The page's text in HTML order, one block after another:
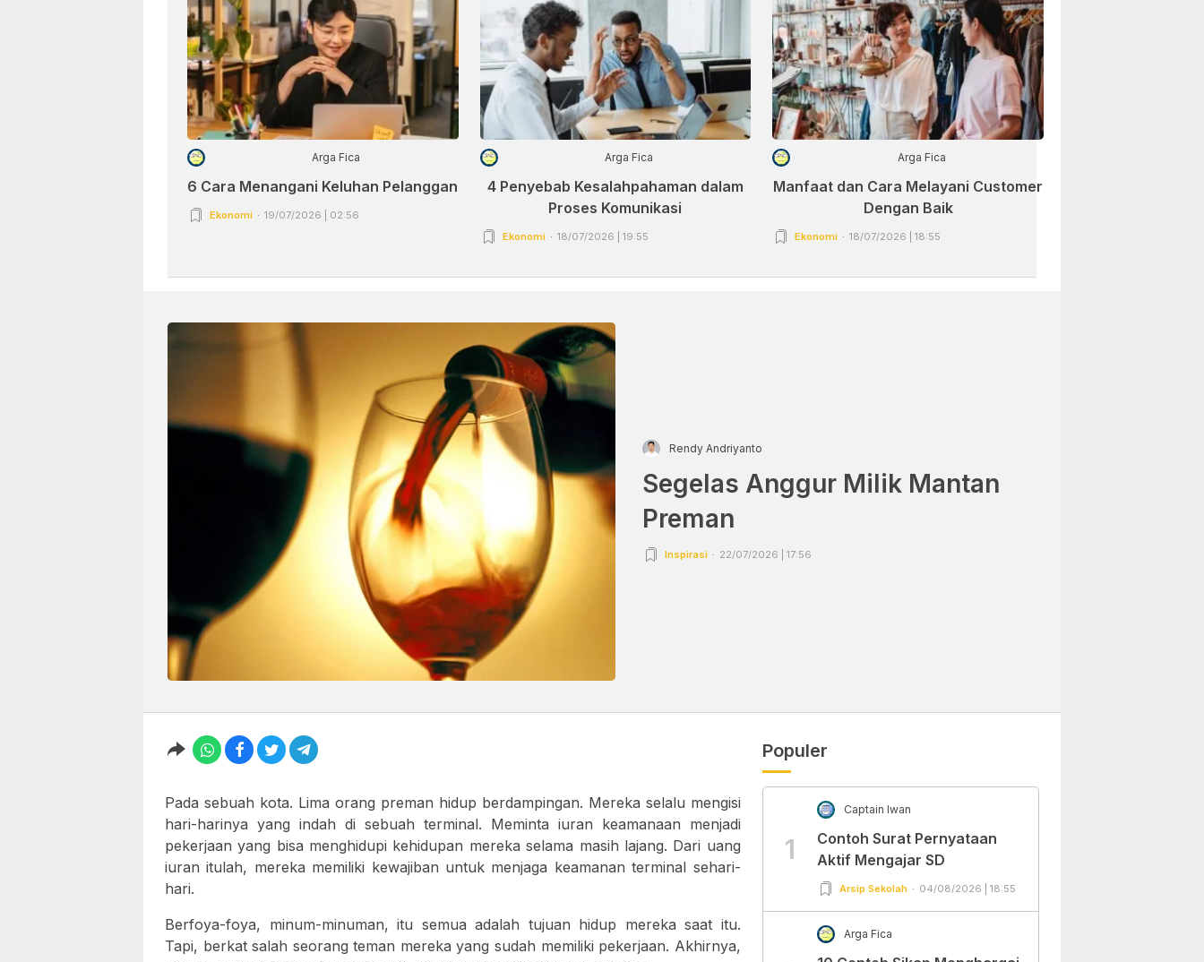
Arga Fica
6 Cara Menangani Keluhan Pelanggan
Ekonomi 19/07/2026 | 02:56
Arga Fica
4 Penyebab Kesalahpahaman dalam
Proses Komunikasi
Ekonomi 18/07/2026 | 19:55
Arga Fica
Manfaat dan Cara Melayani Customer
Dengan Baik
Ekonomi 18/07/2026 | 18:55
Rendy Andriyanto
Segelas Anggur Milik Mantan
Preman
Inspirasi 22/07/2026 | 17:56
Pada sebuah kota. Lima orang preman hidup berdampingan. Mereka selalu mengisi
hari-harinya yang indah di sebuah terminal. Meminta iuran keamanaan menjadi
pekerjaan yang bisa menghidupi kehidupan mereka selama masih lajang. Dari uang
iuran itulah, mereka memiliki kewajiban untuk menjaga keamanan terminal sehari-
hari.
Berfoya-foya, minum-minuman, itu semua adalah tujuan hidup mereka saat itu.
Tapi, berkat salah seorang teman mereka yang sudah memiliki pekerjaan. Akhirnya,
Populer
1
Captain Iwan
Contoh Surat Pernyataan
Aktif Mengajar SD
Arsip Sekolah 04/08/2026 | 18:55
Arga Fica